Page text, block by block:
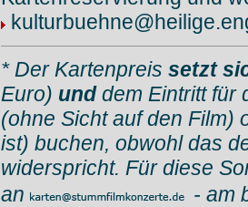
* Der Kartenpreis setzt
Euro) unddem Eintritt für
(ohne Sicht auf den Film)
ist) buchen, obwohl das
widerspricht. Für diese
an
- am